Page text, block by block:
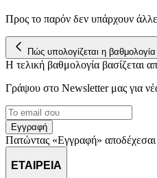
Προς το παρόν δεν υπάρχουν
Πώς υπολογίζεται η βαθμολογία
Η τελική βαθμολογία βασίζεται
Γράψου στο Νewsletter μας για
Εγγραφή
Πατώντας «Εγγραφή» αποδέχεσαι
ΕΤΑΙΡΕΙΑ